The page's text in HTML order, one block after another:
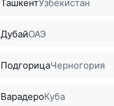
ТашкентУзбекистан
ДубайОАЭ
ПодгорицаЧерногория
ВарадероКуба